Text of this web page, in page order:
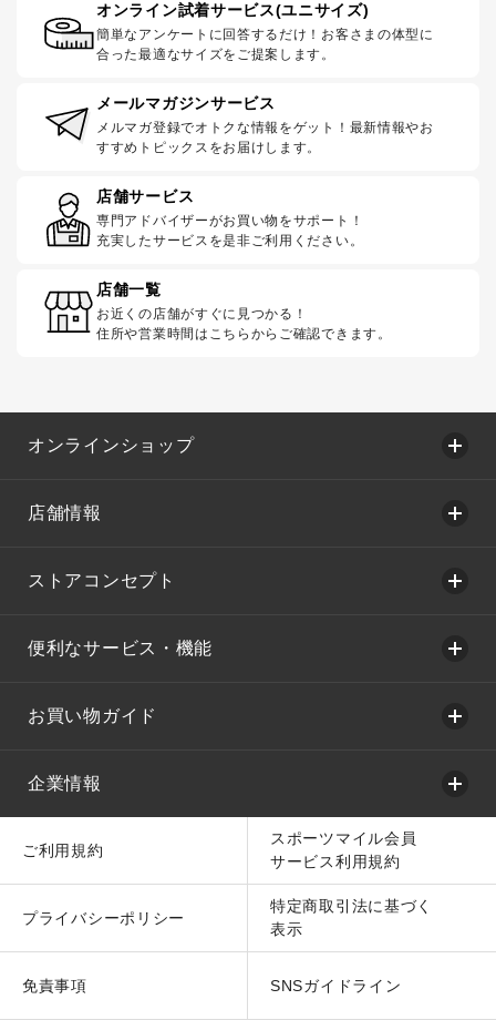
オンライン試着サービス(ユニサイズ)
簡単なアンケートに回答するだけ！お客さまの体型に
合った最適なサイズをご提案します。
メールマガジンサービス
メルマガ登録でオトクな情報をゲット！最新情報やお
すすめトピックスをお届けします。
店舗サービス
専門アドバイザーがお買い物をサポート！
充実したサービスを是非ご利用ください。
店舗一覧
お近くの店舗がすぐに見つかる！
住所や営業時間はこちらからご確認できます。
オンラインショップ
店舗情報
ストアコンセプト
便利なサービス・機能
お買い物ガイド
企業情報
ご利用規約
スポーツマイル会員
サービス利用規約
プライバシーポリシー
特定商取引法に基づく
表示
免責事項 SNSガイドライン